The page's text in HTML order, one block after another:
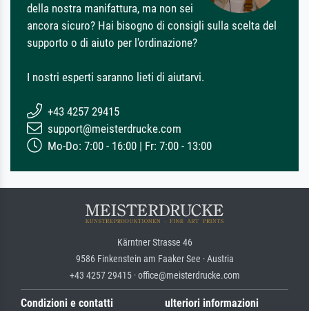
della nostra manifattura, ma non sei
ancora sicuro? Hai bisogno di consigli sulla scelta del
supporto o di aiuto per l'ordinazione?
I nostri esperti saranno lieti di aiutarvi.
+43 4257 29415
support@meisterdrucke.com
Mo-Do: 7:00 - 16:00 | Fr: 7:00 - 13:00
Kärntner Strasse 46
9586 Finkenstein am Faaker See · Austria
+43 4257 29415 · office@meisterdrucke.com
Condizioni e contatti ulteriori informazioni